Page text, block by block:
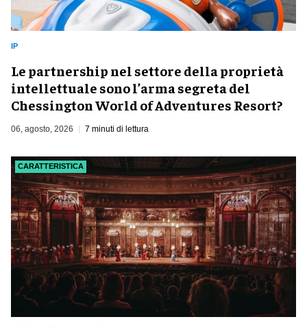
IP
Le partnership nel settore della proprietà
intellettuale sono l’arma segreta del
Chessington World of Adventures Resort?
06, agosto, 2026 7 minuti di lettura
CARATTERISTICA